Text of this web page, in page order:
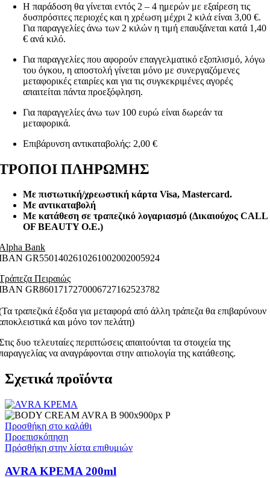
Η παράδοση θα γίνεται εντός 2 – 4 ημερών με εξαίρεση τις
δυσπρόσιτες περιοχές και η χρέωση μέχρι 2 κιλά είναι 3,00 €.
Για παραγγελίες άνω των 2 κιλών η τιμή επαυξάνεται κατά 1,40
€ ανά κιλό.
Για παραγγελίες που αφορούν επαγγελματικό εξοπλισμό, λόγω
του όγκου, η αποστολή γίνεται μόνο με συνεργαζόμενες
μεταφορικές εταιρίες και για τις συγκεκριμένες αγορές
απαιτείται πάντα προεξόφληση.
Για παραγγελίες άνω των 100 ευρώ είναι δωρεάν τα
μεταφορικά.
Επιβάρυνση αντικαταβολής: 2,00 €
ΠΛΗΡΩΜΗΣ
Με πιστωτική/χρεωστική κάρτα Visa, Mastercard.
Με αντικαταβολή
Με κατάθεση σε τραπεζικό λογαριασμό (Δικαιούχος CALL
OF BEAUTY O.E.)
Bank
GR5501402610261002002005924
Πειραιώς
GR8601717270006727162523782
τραπεζικά έξοδα για μεταφορά από άλλη τράπεζα θα επιβαρύνουν
και μόνο τον πελάτη)
δυο τελευταίες περιπτώσεις απαιτούνται τα στοιχεία της
να αναγράφονται στην αιτιολογία της κατάθεσης.
Σχετικά προϊόντα
Προσθήκη στο καλάθι
Προεπισκόπηση
Πρόσθήκη στην λίστα επιθυμιών
AVRA ΚΡΕΜΑ 200ml